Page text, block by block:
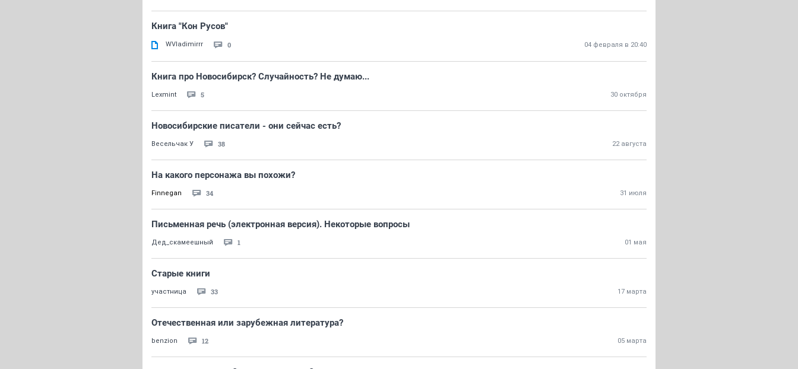
Книга "Кон Русов"
WVladimirrr 0 04 февраля в 20:40
Книга про Новосибирск? Случайность? Не думаю...
Lexmint 5 30 октября
Новосибирские писатели - они сейчас есть?
Весельчак У 38 22 августа
На какого персонажа вы похожи?
Finnegan 34 31 июля
Письменная речь (электронная версия). Некоторые вопросы
Дед_скамеешный 1 01 мая
Старые книги
участница 33 17 марта
Отечественная или зарубежная литература?
benzion 12 05 марта